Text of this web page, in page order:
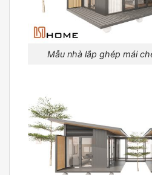
Mẫu nhà lắp ghép mái